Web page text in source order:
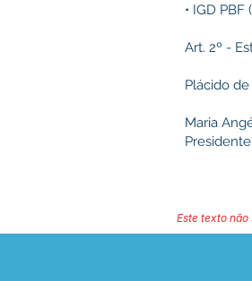
• IGD
Art. 2º -
Plácido
Maria
Este texto